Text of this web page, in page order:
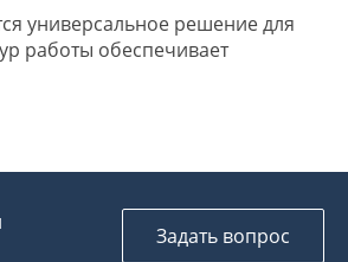
универсальное решение для
работы обеспечивает
Задать вопрос